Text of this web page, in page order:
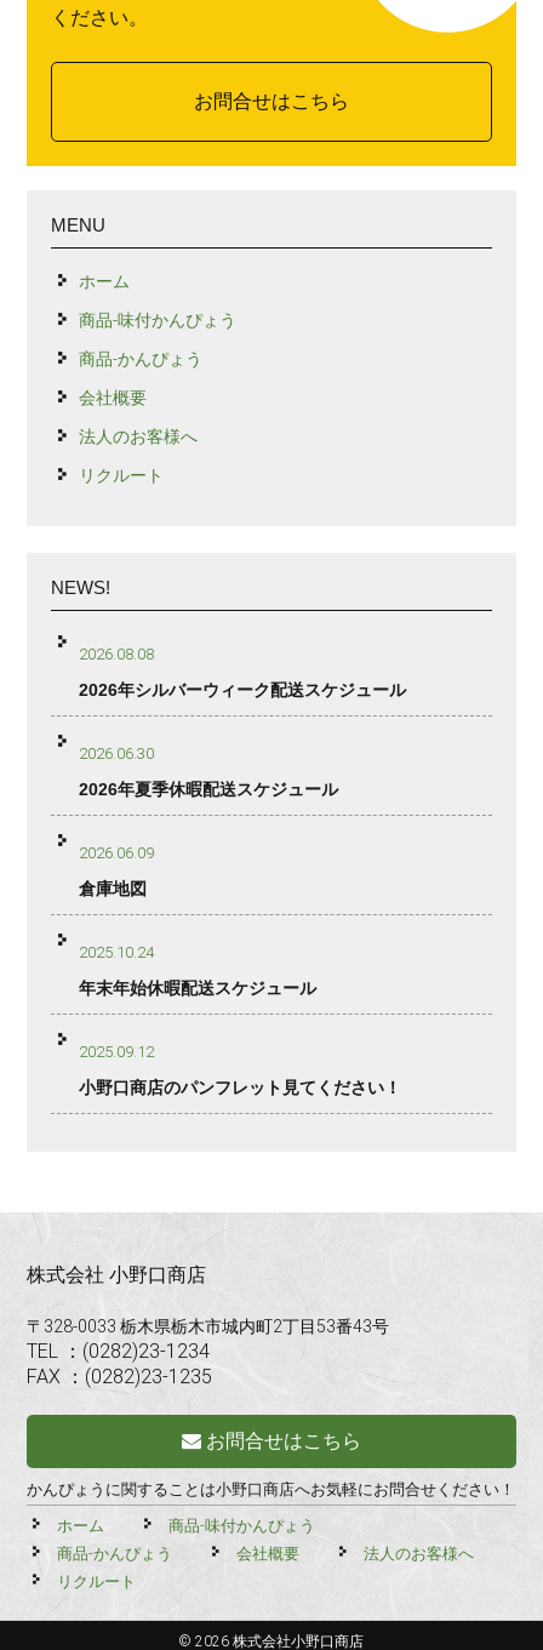
ください。
お問合せはこちら
MENU
ホーム
商品-味付かんぴょう
商品-かんぴょう
会社概要
法人のお客様へ
リクルート
NEWS!
2026.08.08
2026年シルバーウィーク配送スケジュール
2026.06.30
2026年夏季休暇配送スケジュール
2026.06.09
倉庫地図
2025.10.24
年末年始休暇配送スケジュール
2025.09.12
小野口商店のパンフレット見てください！
株式会社 小野口商店
〒328-0033 栃木県栃木市城内町2丁目53番43号
TEL ：(0282)23-1234
FAX ：(0282)23-1235
お問合せはこちら
かんぴょうに関することは小野口商店へお気軽にお問合せください！
ホーム
商品-味付かんぴょう
商品-かんぴょう
会社概要
法人のお客様へ
リクルート
© 2026 株式会社小野口商店